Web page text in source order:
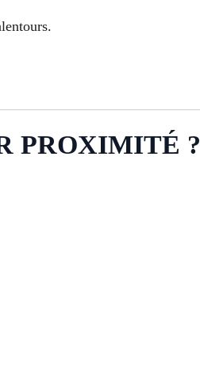
PROXIMITÉ ?